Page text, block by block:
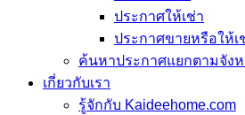
ประกาศให้เช่า
ประกาศขายหรือให้เ
ค้นหาประกาศแยกตามจัง
เกี่ยวกับเรา
รู้จักกับ Kaideehome.com